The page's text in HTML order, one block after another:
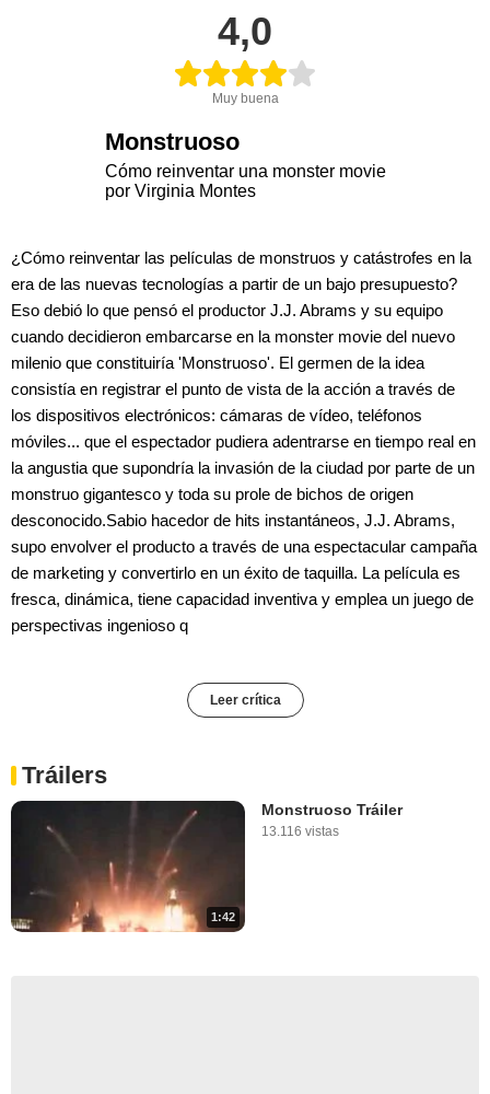
4,0
Muy buena
Monstruoso
Cómo reinventar una monster movie
por Virginia Montes
¿Cómo reinventar las películas de monstruos y catástrofes en la
era de las nuevas tecnologías a partir de un bajo presupuesto?
Eso debió lo que pensó el productor J.J. Abrams y su equipo
cuando decidieron embarcarse en la monster movie del nuevo
milenio que constituiría 'Monstruoso'. El germen de la idea
consistía en registrar el punto de vista de la acción a través de
los dispositivos electrónicos: cámaras de vídeo, teléfonos
móviles... que el espectador pudiera adentrarse en tiempo real en
la angustia que supondría la invasión de la ciudad por parte de un
monstruo gigantesco y toda su prole de bichos de origen
desconocido.Sabio hacedor de hits instantáneos, J.J. Abrams,
supo envolver el producto a través de una espectacular campaña
de marketing y convertirlo en un éxito de taquilla. La película es
fresca, dinámica, tiene capacidad inventiva y emplea un juego de
perspectivas ingenioso q
Leer crítica
Tráilers
1:42
Monstruoso Tráiler
13.116 vistas